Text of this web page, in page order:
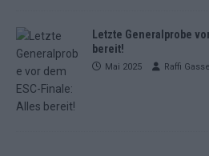
Letzte Generalprobe
bereit!
Mai 2025 Raffi